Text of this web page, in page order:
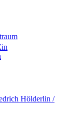
Hölderlin /